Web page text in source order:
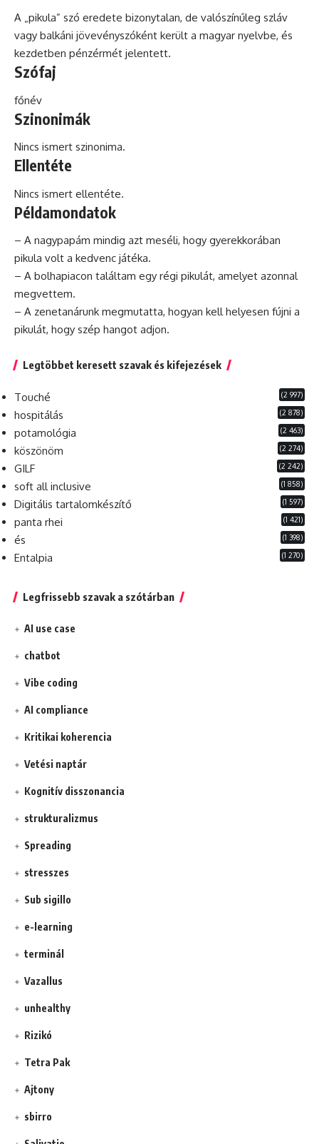
A „pikula” szó eredete bizonytalan, de valószínűleg szláv
vagy balkáni jövevényszóként került a magyar nyelvbe, és
kezdetben pénzérmét jelentett.
Szófaj
főnév
Szinonimák
Nincs ismert szinonima.
Ellentéte
Nincs ismert ellentéte.
Példamondatok
– A nagypapám mindig azt meséli, hogy gyerekkorában
pikula volt a kedvenc játéka.
– A bolhapiacon találtam egy régi pikulát, amelyet azonnal
megvettem.
– A zenetanárunk megmutatta, hogyan kell helyesen fújni a
pikulát, hogy szép hangot adjon.
Legtöbbet keresett szavak és kifejezések
Touché (2 997)
hospitálás (2 878)
potamológia (2 463)
köszönöm (2 274)
GILF (2 242)
soft all inclusive (1 858)
Digitális tartalomkészítő (1 597)
panta rhei (1 421)
és (1 398)
Entalpia (1 270)
Legfrissebb szavak a szótárban
AI use case
chatbot
Vibe coding
AI compliance
Kritikai koherencia
Vetési naptár
Kognitív disszonancia
strukturalizmus
Spreading
stresszes
Sub sigillo
e-learning
terminál
Vazallus
unhealthy
Rizikó
Tetra Pak
Ajtony
sbirro